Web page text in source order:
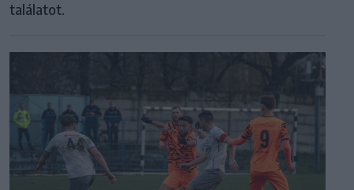
találatot.